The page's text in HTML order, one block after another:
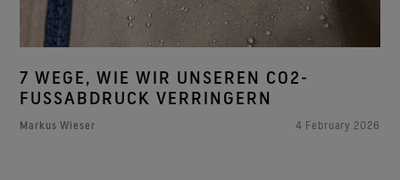
7 WEGE, WIE WIR UNSEREN CO2-
FUSSABDRUCK VERRINGERN
Markus Wieser 4 February 2026